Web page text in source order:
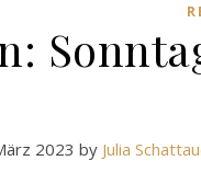
2023 by Julia